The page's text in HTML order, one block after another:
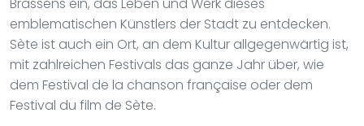
emblematischen Künstlers der Stadt zu entdecken.
Sète ist auch ein Ort, an dem Kultur allgegenwärtig ist,
mit zahlreichen Festivals das ganze Jahr über, wie
dem Festival de la chanson française oder dem
Festival du film de Sète.